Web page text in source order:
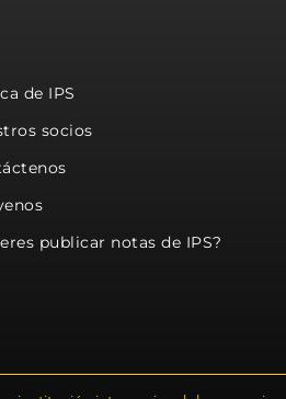
de IPS
socios
publicar notas de IPS?